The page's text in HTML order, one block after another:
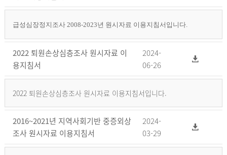
급성심장정지조사 2008-2023년 원시자료 이용지침서입니다.
2022 퇴원손상심층조사 원시자료 이
용지침서
2024-
06-26
2022 퇴원손상심층조사 원시자료 이용지침서입니다.
2016~2021년 지역사회기반 중증외상
조사 원시자료 이용지침서
2024-
03-29